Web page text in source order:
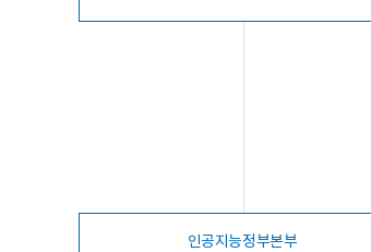
인공지능정부본부